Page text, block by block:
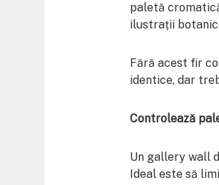
paletă
ilustrații
Fără acest fir
identice, dar
Controlează
Un gallery wall
Ideal este să